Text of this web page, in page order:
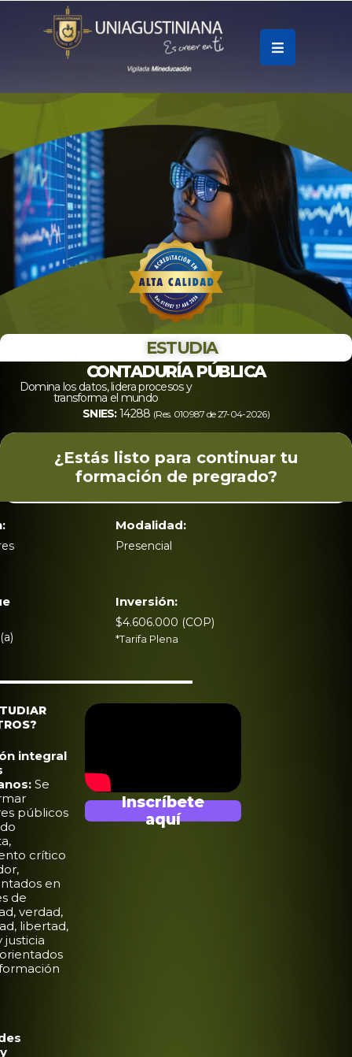
Rápidos
La
Universidad
Oferta
Académica
Investigaciones
Noticias
ESTUDIA
CONTADURÍA PÚBLICA
Domina los datos, lidera procesos y
transforma el mundo
SNIES:14288 (Res. 010987 de 27-04-2026)
¿Estás listo para continuar tu
formación de pregrado?
Modalidad:
Presencial
Inversión:
$4.606.000 (COP)
*Tarifa Plena
integral
Se
públicos
crítico
en
de
verdad,
libertad,
justicia
Inscríbete
aquí